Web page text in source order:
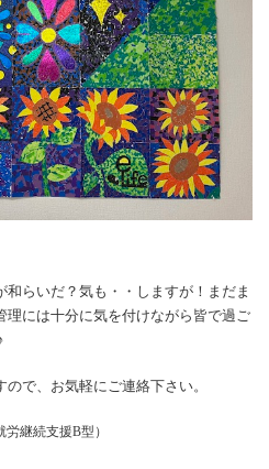
らいだ？気も・・しますが！まだま
理には十分に気を付けながら皆で過ご
で、お気軽にご連絡下さい。
継続支援B型）